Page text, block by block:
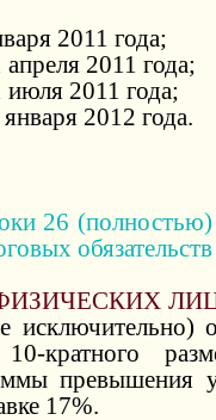
2011 года;
2011 года;
2011 года;
2012 года.
26
обязательств
исключительно)
кратного
превышения
17%.